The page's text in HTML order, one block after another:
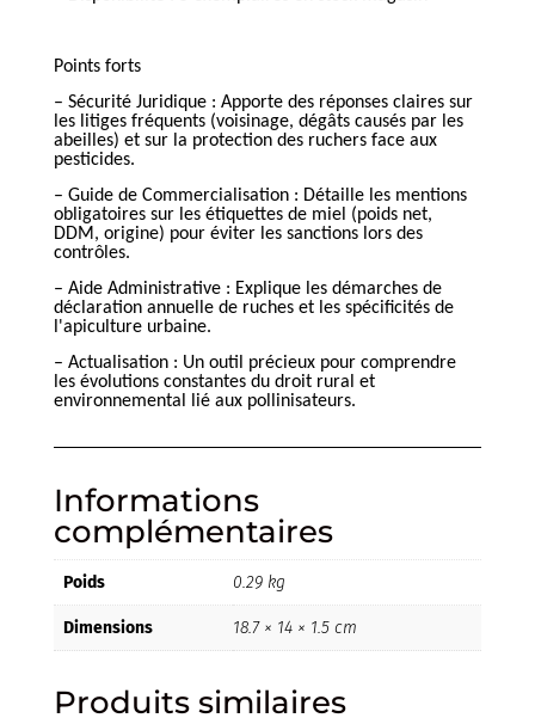
Points forts
– Sécurité Juridique : Apporte des réponses claires sur
les litiges fréquents (voisinage, dégâts causés par les
abeilles) et sur la protection des ruchers face aux
pesticides.
– Guide de Commercialisation : Détaille les mentions
obligatoires sur les étiquettes de miel (poids net,
DDM, origine) pour éviter les sanctions lors des
contrôles.
– Aide Administrative : Explique les démarches de
déclaration annuelle de ruches et les spécificités de
l'apiculture urbaine.
– Actualisation : Un outil précieux pour comprendre
les évolutions constantes du droit rural et
environnemental lié aux pollinisateurs.
Informations
complémentaires
Poids 0.29 kg
Dimensions 18.7 × 14 × 1.5 cm
Produits similaires